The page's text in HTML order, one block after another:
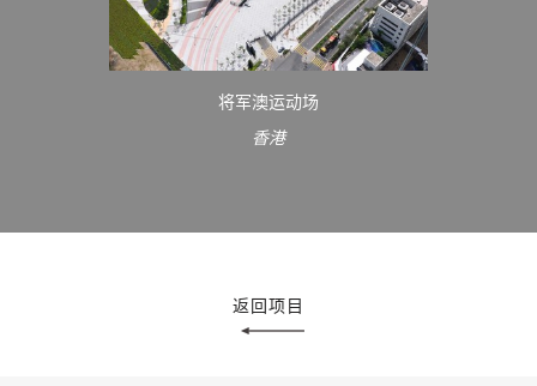
将军澳运动场
香港
返回项目